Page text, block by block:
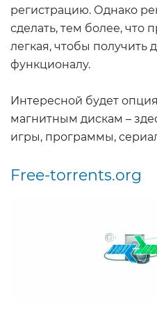
регистрацию. Однако
сделать, тем более, что
легкая, чтобы получить
функционалу.
Интересной будет
магнитным дискам –
игры, программы,
Free-torrents.org